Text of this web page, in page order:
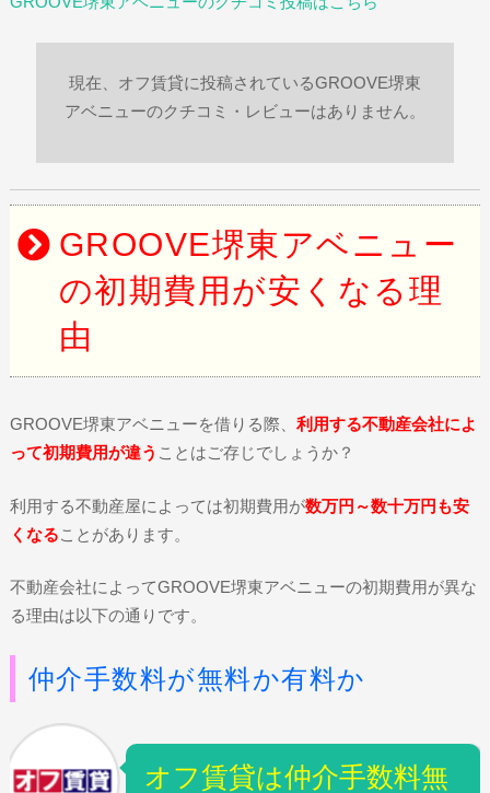
現在、オフ賃貸に投稿されているGROOVE堺東
アベニューのクチコミ・レビューはありません。
GROOVE堺東アベニュー
の初期費用が安くなる理
由
GROOVE堺東アベニューを借りる際、 利用する不動産会社によ
って初期費用が違う ことはご存じでしょうか？
利用する不動産屋によっては初期費用が数万円～数十万円も安
くなることがあります。
不動産会社によってGROOVE堺東アベニューの初期費用が異な
る理由は以下の通りです。
仲介手数料が無料か有料か
オフ賃貸は仲介手数料無